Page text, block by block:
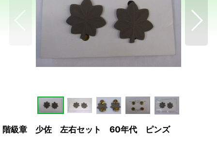
階級章 少佐 左右セット 60年代 ピンズ